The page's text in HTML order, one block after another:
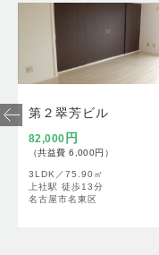
第２翠芳ビル
82,000 円
（共益費 6,000円）
名古屋市名東区
3LDK／75.90㎡
上社駅 徒歩13分